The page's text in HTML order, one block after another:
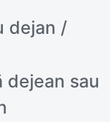
dejan /
sau